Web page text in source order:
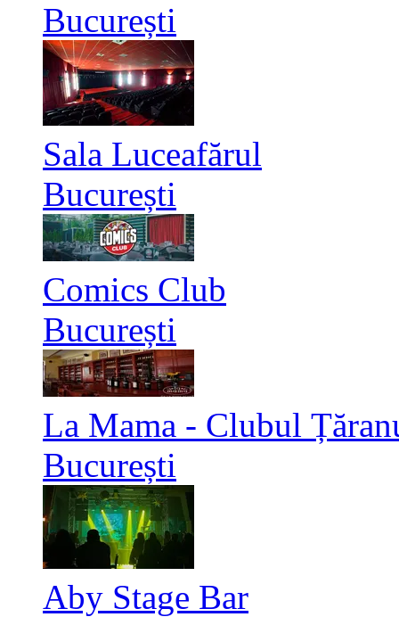
București
Sala Luceafărul
București
Comics Club
București
La Mama - Clubul
București
Aby Stage Bar